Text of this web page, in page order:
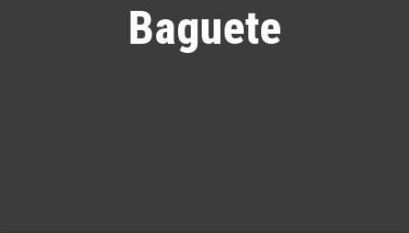
Baguete